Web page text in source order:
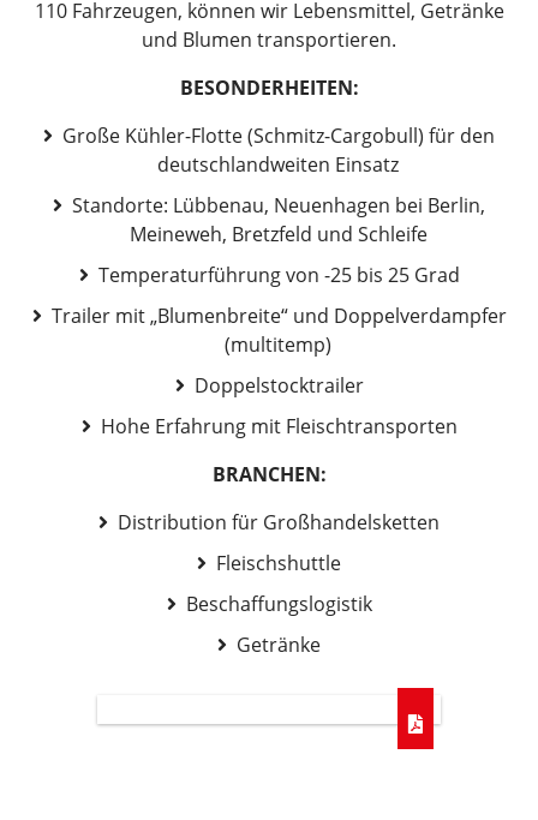
110 Fahrzeugen, können wir Lebensmittel, Getränke
und Blumen transportieren.
BESONDERHEITEN:
Große Kühler-Flotte (Schmitz-Cargobull) für den
deutschlandweiten Einsatz
Standorte: Lübbenau, Neuenhagen bei Berlin,
Meineweh, Bretzfeld und Schleife
Temperaturführung von -25 bis 25 Grad
Trailer mit „Blumenbreite“ und Doppelverdampfer
(multitemp)
Doppelstocktrailer
Hohe Erfahrung mit Fleischtransporten
BRANCHEN:
Distribution für Großhandelsketten
Fleischshuttle
Beschaffungslogistik
Getränke